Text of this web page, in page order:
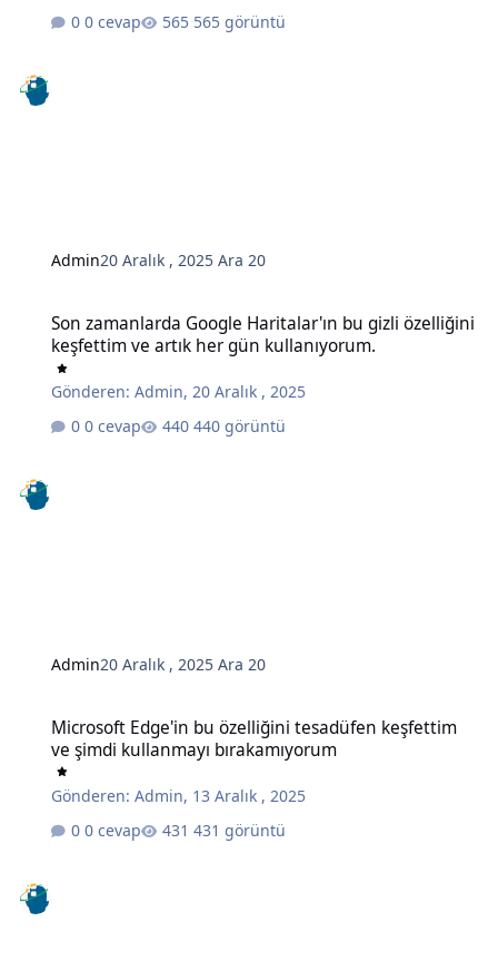
0 cevap
565 görüntü
Admin20 Aralık , 2025Ara 20
Son zamanlarda Google Haritalar'ın bu gizli özelliğini
keşfettim ve artık her gün kullanıyorum.
Gönderen:Admin,20 Aralık , 2025
0 cevap
440 görüntü
Admin20 Aralık , 2025Ara 20
Microsoft Edge'in bu özelliğini tesadüfen keşfettim
ve şimdi kullanmayı bırakamıyorum
Gönderen:Admin, 13 Aralık , 2025
0 cevap
431 görüntü